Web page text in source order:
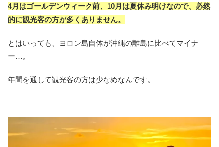
4月はゴールデンウィーク前、10月は夏休み明けなので、必然
的に観光客の方が多くありません。
とはいっても、ヨロン島自体が沖縄の離島に比べてマイナ
ー…。
年間を通して観光客の方は少なめなんです。